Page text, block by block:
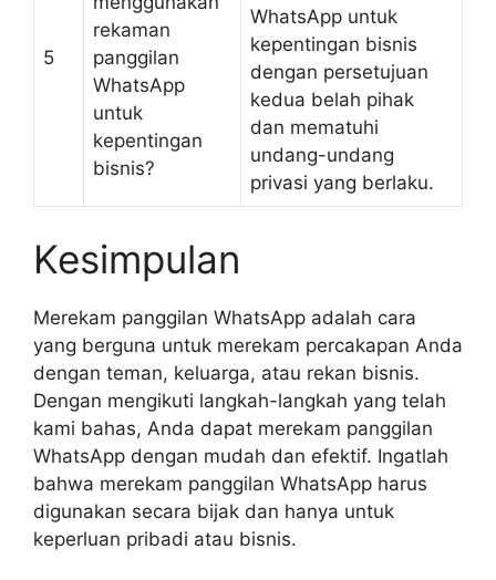
5
rekaman
panggilan
WhatsApp
untuk
kepentingan
bisnis?
WhatsApp untuk
kepentingan bisnis
dengan persetujuan
kedua belah pihak
dan mematuhi
undang-undang
privasi yang berlaku.
Kesimpulan
Merekam panggilan WhatsApp adalah cara
yang berguna untuk merekam percakapan Anda
dengan teman, keluarga, atau rekan bisnis.
Dengan mengikuti langkah-langkah yang telah
kami bahas, Anda dapat merekam panggilan
WhatsApp dengan mudah dan efektif. Ingatlah
bahwa merekam panggilan WhatsApp harus
digunakan secara bijak dan hanya untuk
keperluan pribadi atau bisnis.